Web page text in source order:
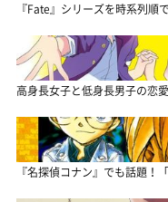
『Fate』シリーズを時系列順
高身長女子と低身長男子の恋
『名探偵コナン』でも話題！